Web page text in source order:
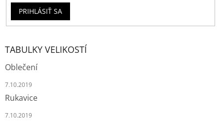
PRIHLÁSIŤ SA
TABULKY VELIKOSTÍ
Oblečení
7.10.2019
Rukavice
7.10.2019